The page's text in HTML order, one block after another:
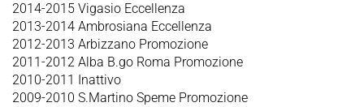
2014-2015 Vigasio Eccellenza
2013-2014 Ambrosiana Eccellenza
2012-2013 Arbizzano Promozione
2011-2012 Alba B.go Roma Promozione
2010-2011 Inattivo
2009-2010 S.Martino Speme Promozione